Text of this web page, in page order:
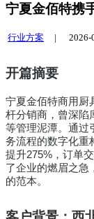
宁夏金佰特携
行业方案 | 2026-
开篇摘要
宁夏金佰特商用厨
杆分销商，曾深陷
等管理泥潭。通过
务流程的数字化重
提升275%，订单
了企业的燃眉之急
的范本。